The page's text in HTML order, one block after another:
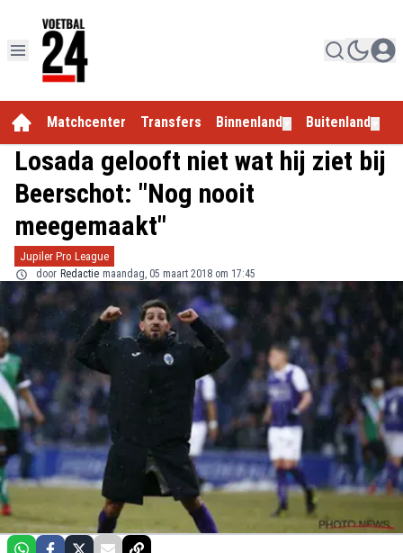
Matchcenter Transfers Binnenland Buitenland
Losada gelooft niet wat hij ziet bij
Beerschot: "Nog nooit
meegemaakt"
Jupiler Pro League
door Redactie maandag, 05 maart 2018 om 17:45